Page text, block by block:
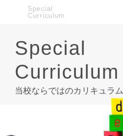
Special
Curriculum
Special
Curriculum
当校ならではのカリキュラム